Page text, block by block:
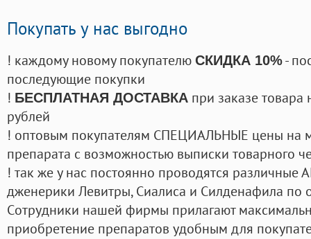
Покупать у нас выгодно
! каждому новому покупателю СКИДКА 10%-
последующие покупки
! БЕСПЛАТНАЯ ДОСТАВКА при заказе
рублей
! оптовым покупателям СПЕЦИАЛЬНЫЕ цены на
препарата с возможностью выписки товарного
! так же у нас постоянно проводятся
дженерики Левитры, Сиалиса и Силденафила по
Cотрудники нашей фирмы прилагают
приобретение препаратов удобным для